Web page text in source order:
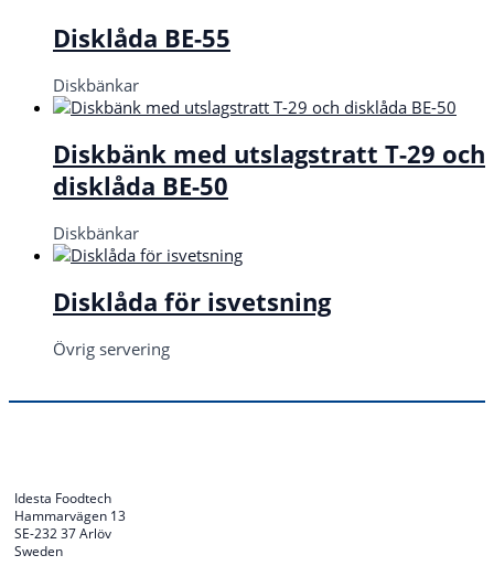
Disklåda BE-55
Diskbänkar
Diskbänk med utslagstratt T-29 och
disklåda BE-50
Diskbänkar
Disklåda för isvetsning
Övrig servering
Idesta Foodtech
Hammarvägen 13
SE-232 37 Arlöv
Sweden